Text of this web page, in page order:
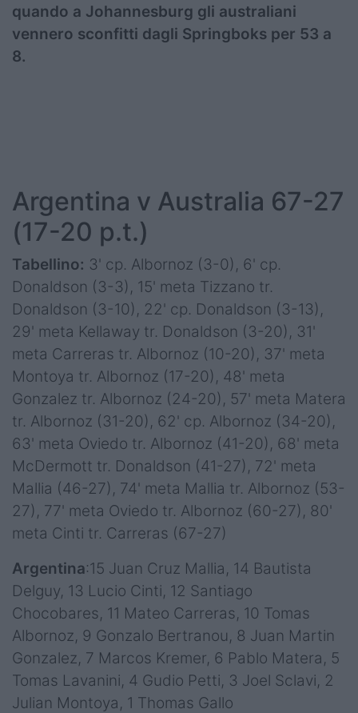
quando a Johannesburg gli australiani
vennero sconfitti dagli Springboks per 53 a
8.
Argentina v Australia 67-27
(17-20 p.t.)
Tabellino: 3' cp. Albornoz (3-0), 6' cp.
Donaldson (3-3), 15' meta Tizzano tr.
Donaldson (3-10), 22' cp. Donaldson (3-13),
29' meta Kellaway tr. Donaldson (3-20), 31'
meta Carreras tr. Albornoz (10-20), 37' meta
Montoya tr. Albornoz (17-20), 48' meta
Gonzalez tr. Albornoz (24-20), 57' meta Matera
tr. Albornoz (31-20), 62' cp. Albornoz (34-20),
63' meta Oviedo tr. Albornoz (41-20), 68' meta
McDermott tr. Donaldson (41-27), 72' meta
Mallia (46-27), 74' meta Mallia tr. Albornoz (53-
27), 77' meta Oviedo tr. Albornoz (60-27), 80'
meta Cinti tr. Carreras (67-27)
Argentina:15 Juan Cruz Mallia, 14 Bautista
Delguy, 13 Lucio Cinti, 12 Santiago
Chocobares, 11 Mateo Carreras, 10 Tomas
Albornoz, 9 Gonzalo Bertranou, 8 Juan Martin
Gonzalez, 7 Marcos Kremer, 6 Pablo Matera, 5
Tomas Lavanini, 4 Gudio Petti, 3 Joel Sclavi, 2
Julian Montoya, 1 Thomas Gallo